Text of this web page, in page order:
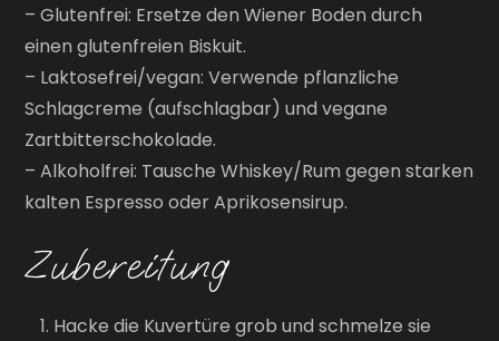
– Glutenfrei: Ersetze den Wiener Boden durch
einen glutenfreien Biskuit.
– Laktosefrei/vegan: Verwende pflanzliche
Schlagcreme (aufschlagbar) und vegane
Zartbitterschokolade.
– Alkoholfrei: Tausche Whiskey/Rum gegen starken
kalten Espresso oder Aprikosensirup.
Zubereitung
Hacke die Kuvertüre grob und schmelze sie